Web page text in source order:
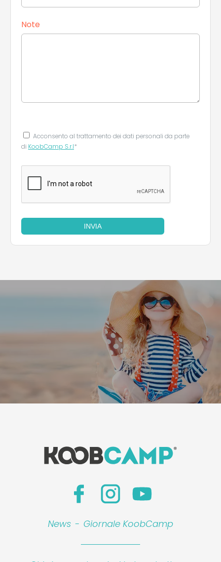
Note
Acconsento al trattamento dei dati personali da parte
di KoobCamp S.r.l*
INVIA
News - Giornale KoobCamp